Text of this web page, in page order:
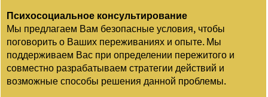
Психосоциальное консультирование
Мы предлагаем Вам безопасные условия, чтобы
поговорить о Ваших переживаниях и опыте. Мы
поддерживаем Вас при определении пережитого и
совместно разрабатываем стратегии действий и
возможные способы решения данной проблемы.